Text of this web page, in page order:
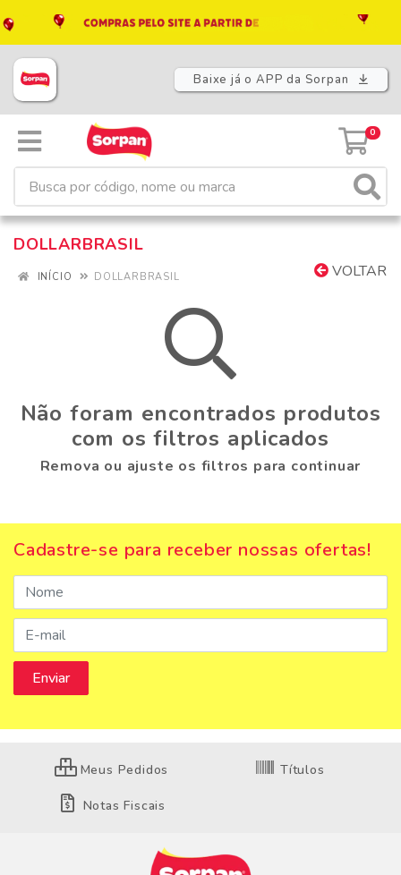
Baixe já o APP da Sorpan
0
DOLLARBRASIL
VOLTAR
INÍCIO DOLLARBRASIL
Não foram encontrados produtos
com os filtros aplicados
Remova ou ajuste os filtros para continuar
Cadastre-se para receber nossas ofertas!
Meus Pedidos Títulos
Notas Fiscais